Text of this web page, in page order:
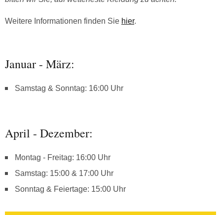
Weitere Informationen finden Sie hier.
Januar - März:
Samstag & Sonntag: 16:00 Uhr
April - Dezember:
Montag - Freitag: 16:00 Uhr
Samstag: 15:00 & 17:00 Uhr
Sonntag & Feiertage: 15:00 Uhr